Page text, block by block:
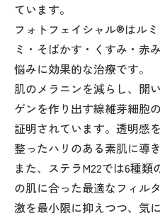
〒950-2003 新潟県新
イオン新
駐車場：13台（隣の
・JR越後線「
診療時間 月 火
9:00 - 12:30
14:30 - 18:00
ています。
フォトフェイシャル®はル
ミ・そばかす・くすみ・赤
悩みに効果的な治療です。
肌のメラニンを減らし、開
ゲンを作り出す線維芽細胞
証明されています。透明感
整ったハリのある素肌に導き
また、ステラM22では6種
の肌に合った最適なフィル
激を最小限に抑えつつ、気